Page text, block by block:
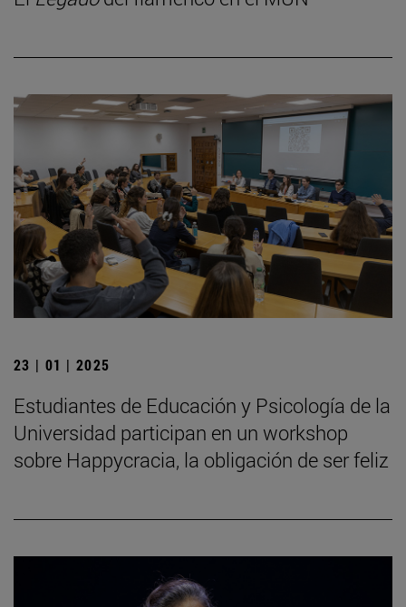
23 | 01 | 2025
Estudiantes de Educación y Psicología de la
Universidad participan en un workshop
sobre Happycracia, la obligación de ser feliz